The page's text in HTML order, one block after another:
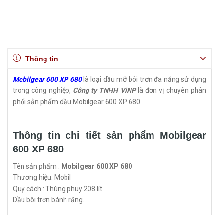
Thông tin
Mobilgear 600 XP 680là loại dầu mỡ bôi trơn đa năng sử dụng
trong công nghiệp, Công ty TNHH ViNPlà đơn vị chuyên phân
phối sản phẩm dầu Mobilgear 600 XP 680
Thông tin chi tiết sản phẩm Mobilgear
600 XP 680
Tên sản phẩm : Mobilgear 600 XP 680
Thương hiệu: Mobil
Quy cách : Thùng phuy 208 lít
Dầu bôi trơn bánh răng.